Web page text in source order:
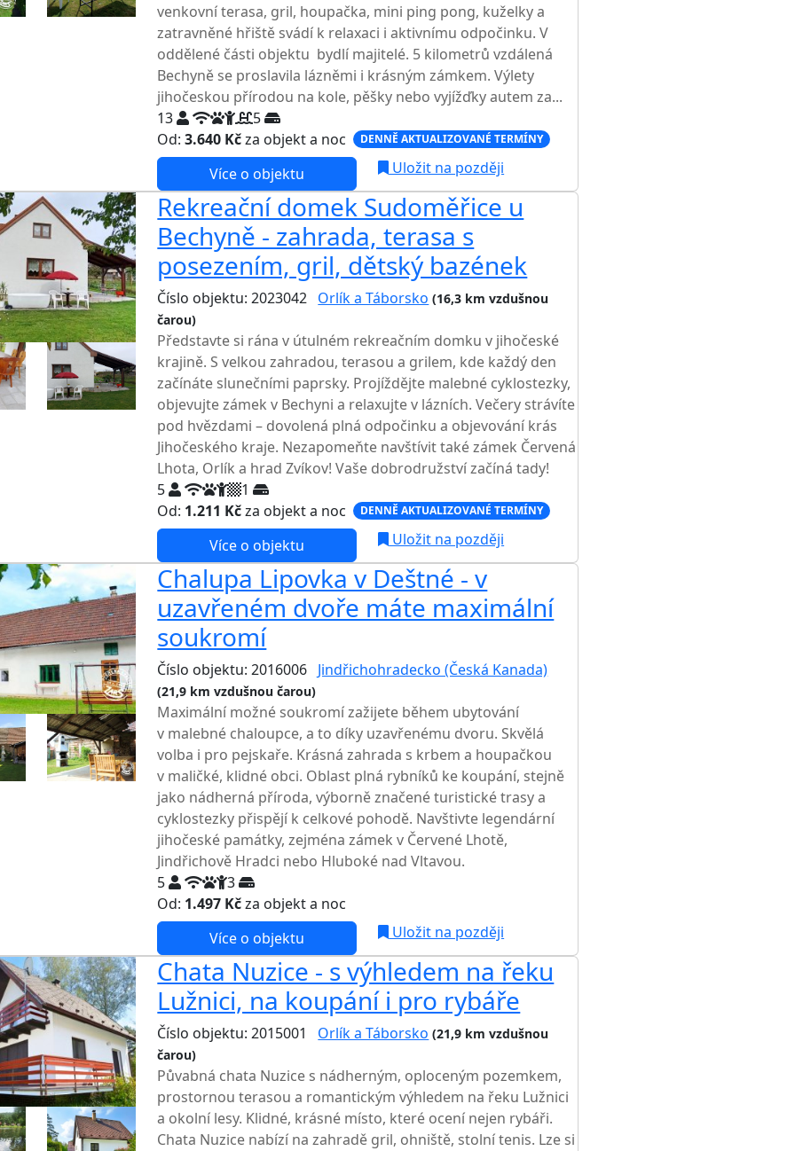
venkovní terasa, gril, houpačka, mini ping pong, kuželky a
zatravněné hřiště svádí k relaxaci i aktivnímu odpočinku. V
oddělené části objektu bydlí majitelé. 5 kilometrů vzdálená
Bechyně se proslavila lázněmi i krásným zámkem. Výlety
jihočeskou přírodou na kole, pěšky nebo vyjížďky autem za...
13
5
Od:3.640 Kčza objekt a noc DENNĚ AKTUALIZOVANÉ TERMÍNY
Více o objektu Uložit na později
Rekreační domek Sudoměřice u
Bechyně - zahrada, terasa s
posezením, gril, dětský bazének
Číslo objektu: 2023042 Orlík a Táborsko (16,3 km vzdušnou
čarou)
Představte si rána v útulném rekreačním domku v jihočeské
krajině. S velkou zahradou, terasou a grilem, kde každý den
začínáte slunečními paprsky. Projíždějte malebné cyklostezky,
objevujte zámek v Bechyni a relaxujte v lázních. Večery strávíte
pod hvězdami – dovolená plná odpočinku a objevování krás
Jihočeského kraje. Nezapomeňte navštívit také zámek Červená
Lhota, Orlík a hrad Zvíkov! Vaše dobrodružství začíná tady!
5
1
Od: 1.211 Kčza objekt a noc DENNĚ AKTUALIZOVANÉ TERMÍNY
Více o objektu Uložit na později
Chalupa Lipovka v Deštné - v
uzavřeném dvoře máte maximální
soukromí
Číslo objektu: 2016006 Jindřichohradecko (Česká Kanada)
(21,9 km vzdušnou čarou)
Maximální možné soukromí zažijete během ubytování
v malebné chaloupce, a to díky uzavřenému dvoru. Skvělá
volba i pro pejskaře. Krásná zahrada s krbem a houpačkou
v maličké, klidné obci. Oblast plná rybníků ke koupání, stejně
jako nádherná příroda, výborně značené turistické trasy a
cyklostezky přispějí k celkové pohodě. Navštivte legendární
jihočeské památky, zejména zámek v Červené Lhotě,
Jindřichově Hradci nebo Hluboké nad Vltavou.
5
3
Od: 1.497 Kčza objekt a noc
Více o objektu Uložit na později
Chata Nuzice - s výhledem na řeku
Lužnici, na koupání i pro rybáře
Číslo objektu: 2015001 Orlík a Táborsko (21,9 km vzdušnou
čarou)
Půvabná chata Nuzice s nádherným, oploceným pozemkem,
prostornou terasou a romantickým výhledem na řeku Lužnici
a okolní lesy. Klidné, krásné místo, které ocení nejen rybáři.
Chata Nuzice nabízí na zahradě gril, ohniště, stolní tenis. Lze si